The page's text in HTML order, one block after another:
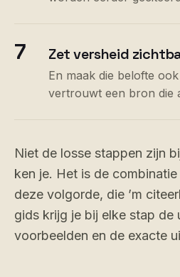
7 Zet versheid
En maak die belofte
vertrouwt een bron die
Niet de losse stappen zijn
ken je. Het is de
deze volgorde, die ’m
gids krijg je bij elke stap de
voorbeelden en de exacte